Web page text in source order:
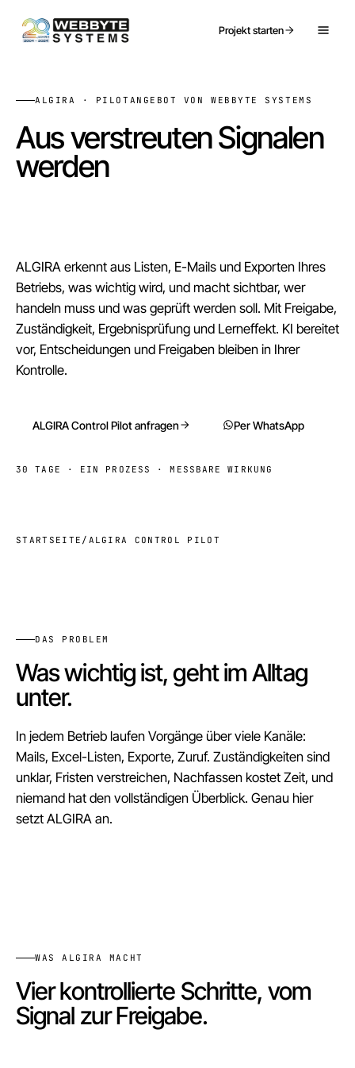
Projekt starten
ALGIRA · PILOTANGEBOT VON WEBBYTE SYSTEMS
Aus verstreuten Signalen
werden
ALGIRA erkennt aus Listen, E-Mails und Exporten Ihres
Betriebs, was wichtig wird, und macht sichtbar, wer
handeln muss und was geprüft werden soll. Mit Freigabe,
Zuständigkeit, Ergebnisprüfung und Lerneffekt. KI bereitet
vor, Entscheidungen und Freigaben bleiben in Ihrer
Kontrolle.
ALGIRA Control Pilot anfragen Per WhatsApp
30 TAGE · EIN PROZESS · MESSBARE WIRKUNG
STARTSEITE / ALGIRA CONTROL PILOT
DAS PROBLEM
Was wichtig ist, geht im Alltag
unter.
In jedem Betrieb laufen Vorgänge über viele Kanäle:
Mails, Excel-Listen, Exporte, Zuruf. Zuständigkeiten sind
unklar, Fristen verstreichen, Nachfassen kostet Zeit, und
niemand hat den vollständigen Überblick. Genau hier
setzt ALGIRA an.
WAS ALGIRA MACHT
Vier kontrollierte Schritte, vom
Signal zur Freigabe.